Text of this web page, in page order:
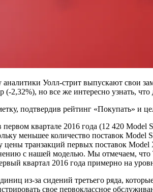
Уолл-стрит выпускают свои
2,32%), но все же интересно узнать,
подтвердив рейтинг «Покупать» и
первом квартале 2016 года (12 420
меньшее количество поставок
транзакций первых поставок
с нашей моделью. Мы отмечаем,
квартал 2016 года примерно на
из-за сидений третьего ряда,
свое первоклассное